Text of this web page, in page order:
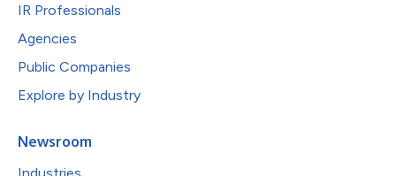
IR Professionals
Agencies
Public Companies
Explore by Industry
Newsroom